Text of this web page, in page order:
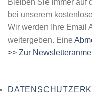
Bleiben Sie immer auf
bei unserem
Wir werden Ihre Email
weitergeben. Eine
>> Zur